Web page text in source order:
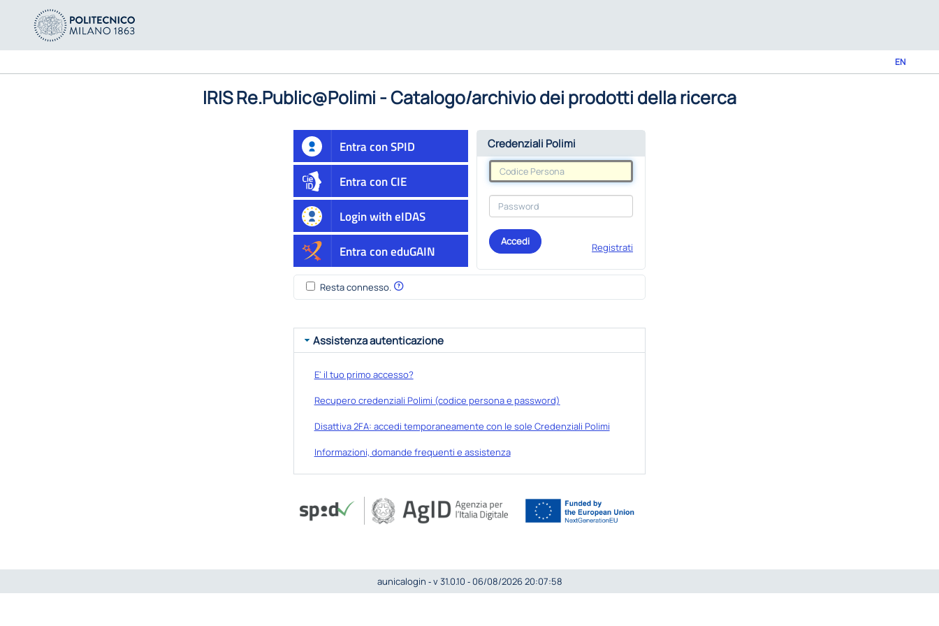
EN
IRIS Re.Public@Polimi - Catalogo/archivio dei prodotti della ricerca
Entra con SPID
Entra con CIE
Login with eIDAS
Entra con eduGAIN
Credenziali Polimi
Accedi
Registrati
Resta connesso.
Assistenza autenticazione
E' il tuo primo accesso?
Recupero credenziali Polimi (codice persona e password)
Disattiva 2FA: accedi temporaneamente con le sole Credenziali Polimi
Informazioni, domande frequenti e assistenza
aunicalogin ‐ v 31.0.10 ‐ 06/08/2026 20:07:58